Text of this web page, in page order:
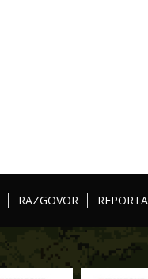
RAZGOVOR